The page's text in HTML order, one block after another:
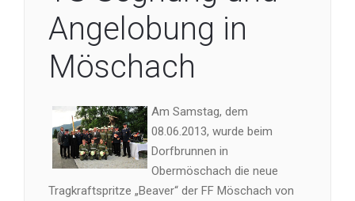
Angelobung in
Möschach
Am Samstag, dem
08.06.2013, wurde beim
Dorfbrunnen in
Obermöschach die neue
Tragkraftspritze „Beaver“ der FF Möschach von